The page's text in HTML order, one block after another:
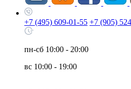
+7 (495) 609-01-55 +7 (905)
пн-сб 10:00 - 20:00
вс 10:00 - 19:00